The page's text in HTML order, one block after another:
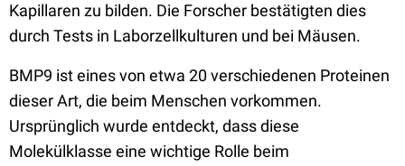
Kapillaren zu bilden. Die Forscher bestätigten dies
durch Tests in Laborzellkulturen und bei Mäusen.
BMP9 ist eines von etwa 20 verschiedenen Proteinen
dieser Art, die beim Menschen vorkommen.
Ursprünglich wurde entdeckt, dass diese
Molekülklasse eine wichtige Rolle beim